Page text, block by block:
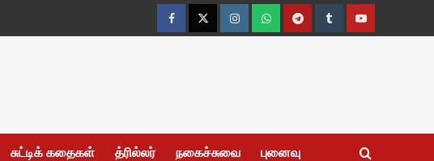
FacebookTwitterInstagramWhatsappTelegramTumblrYouTube
சுட்டிக் கதைகள் த்ரில்லர் நகைச்சுவை புனைவு